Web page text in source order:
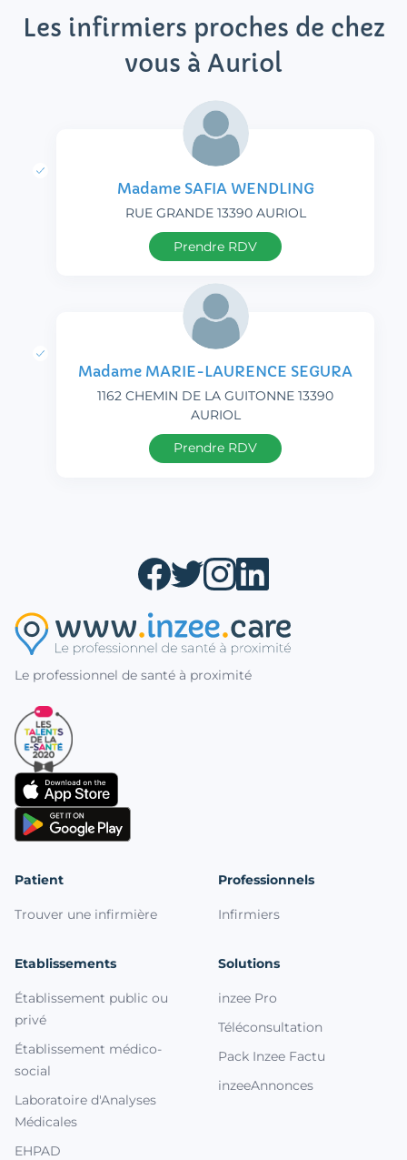
Les infirmiers proches de chez
vous à Auriol
Madame SAFIA WENDLING
RUE GRANDE 13390 AURIOL
Prendre RDV
Madame MARIE-LAURENCE SEGURA
1162 CHEMIN DE LA GUITONNE 13390
AURIOL
Prendre RDV
Le professionnel de santé à proximité
Patient
Trouver une infirmière
Professionnels
Infirmiers
Etablissements
Établissement public ou
privé
Établissement médico-
social
Laboratoire d'Analyses
Médicales
EHPAD
Solutions
inzee Pro
Téléconsultation
Pack Inzee Factu
inzeeAnnonces